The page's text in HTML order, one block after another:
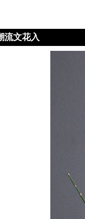
流文花入